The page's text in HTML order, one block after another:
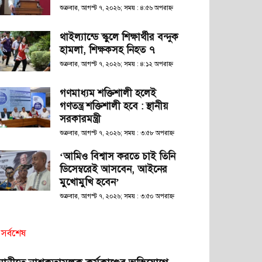
শুক্রবার, আগস্ট ৭, ২০২৬; সময় : ৪:৫৬ অপরাহ্ণ
থাইল্যান্ডে স্কুলে শিক্ষার্থীর বন্দুক
হামলা, শিক্ষকসহ নিহত ৭
শুক্রবার, আগস্ট ৭, ২০২৬; সময় : ৪:১২ অপরাহ্ণ
গণমাধ্যম শক্তিশালী হলেই
গণতন্ত্র শক্তিশালী হবে : স্থানীয়
সরকারমন্ত্রী
শুক্রবার, আগস্ট ৭, ২০২৬; সময় : ৩:৫৮ অপরাহ্ণ
‘আমিও বিশ্বাস করতে চাই তিনি
ডিসেম্বরেই আসবেন, আইনের
মুখোমুখি হবেন’
শুক্রবার, আগস্ট ৭, ২০২৬; সময় : ৩:৫০ অপরাহ্ণ
সর্বশেষ